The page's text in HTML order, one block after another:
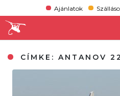
Ajánlatok
CÍMKE:ANTANOV